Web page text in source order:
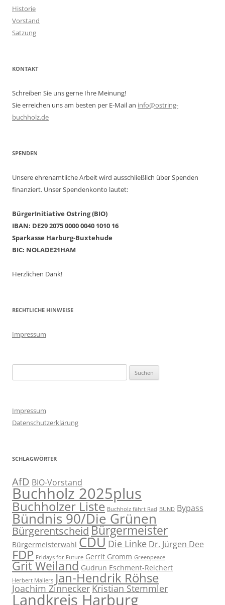
Historie
Vorstand
Satzung
KONTAKT
Schreiben Sie uns gerne Ihre Meinung!
Sie erreichen uns am besten per E-Mail an info@ostring-
buchholz.de
SPENDEN
Unsere ehrenamtliche Arbeit wird ausschließlich über Spenden
finanziert. Unser Spendenkonto lautet:
BürgerInitiative Ostring (BIO)
IBAN: DE29 2075 0000 0040 1010 16
Sparkasse Harburg-Buxtehude
BIC: NOLADE21HAM
Herzlichen Dank!
RECHTLICHE HINWEISE
Impressum
nach:
Impressum
Datenschutzerklärung
SCHLAGWÖRTER
AfD BIO-Vorstand
Buchholz 2025plus
Buchholzer Liste Buchholz fährt Rad BUND Bypass
Bündnis 90/Die Grünen
BürgerentscheidBürgermeister
Bürgermeisterwahl CDU Die Linke Dr. Jürgen Dee
FDP Fridays for Future Gerrit Gromm Greenpeace
Grit Weiland Gudrun Eschment-Reichert
Herbert Maliers Jan-Hendrik Röhse
Joachim ZinneckerKristian Stemmler
Landkreis Harburg